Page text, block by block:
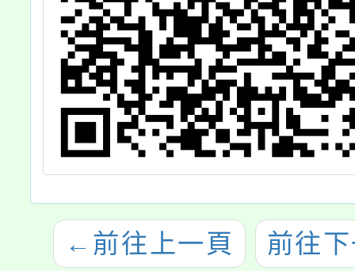
← 前往上一頁 前往